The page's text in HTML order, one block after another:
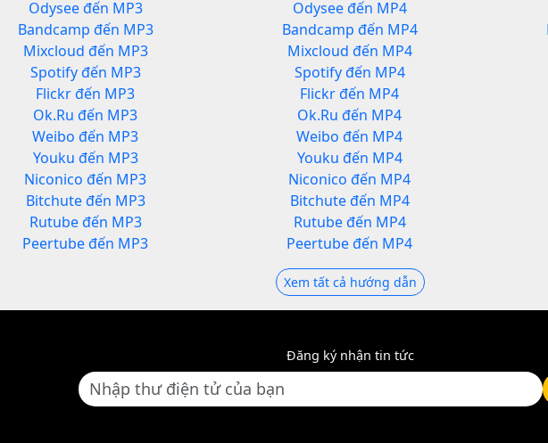
Odysee đến MP3
Bandcamp đến MP3
Mixcloud đến MP3
Spotify đến MP3
Flickr đến MP3
Ok.Ru đến MP3
Weibo đến MP3
Youku đến MP3
Niconico đến MP3
Bitchute đến MP3
Rutube đến MP3
Peertube đến MP3
Odysee đến MP4
Bandcamp đến MP4
Mixcloud đến MP4
Spotify đến MP4
Flickr đến MP4
Ok.Ru đến MP4
Weibo đến MP4
Youku đến MP4
Niconico đến MP4
Bitchute đến MP4
Rutube đến MP4
Peertube đến MP4
Xem tất cả hướng dẫn
Đăng ký nhận tin tức